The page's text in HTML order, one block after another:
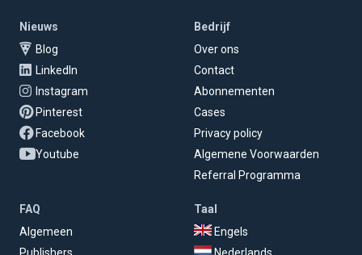
Nieuws
Blog
LinkedIn
Instagram
Pinterest
Facebook
Youtube
Bedrijf
Over ons
Contact
Abonnementen
Cases
Privacy policy
Algemene Voorwaarden
Referral Programma
FAQ
Algemeen
Publishers
Taal
Engels
Nederlands